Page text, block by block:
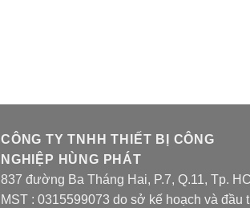
CÔNG TY TNHH THIẾT BỊ CÔNG
NGHIỆP HÙNG PHÁT
837 đường Ba Tháng Hai, P.7, Q.11, Tp.
MST : 0315599073 do sở kế hoạch và đầu